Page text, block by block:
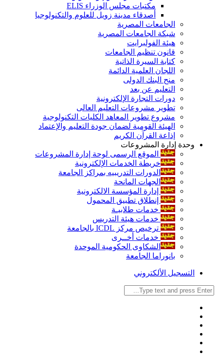
مكتبات مجلس الوزراء ELIS
أصدقاء مدينة زويل للعلوم والتكنولوجيا
الجامعات المصرية
شبكة الجامعات المصرية
هيئة الفولبرايت
قانون تنظيم الجامعات
كتابة السيرة الذاتية
اللجان العلمية الدائمة
منح البنك الدولى
التعليم عن بعد
دورات التجارة الإلكترونية
تطوير مشروعات التعليم العالى
مشروع تطوير المعاهد الكليات التكنولوجية
الهيئة القومية لضمان جودة التعليم والإعتماد
إذاعة القرآن الكريم
وحدة إدارة المشروعات
الموقع الرسمى لوحة إدارة المشروعات
خريطة الخدمات الإلكترونية
الدورات التدريبيه بمراكز الجامعة
الجهات المانحة
إدارة المؤسسة الالكترونية
إنطلاق تطبيق المحمول
خدمات طلابيـة
خدمات هيئة التدريس
ترخيص مركز ICDL بالجامعة
خدمات أخــرى
الشكاوى الحكومية الموحدة
بانوراما الجامعة
التسجيل الألكتروني